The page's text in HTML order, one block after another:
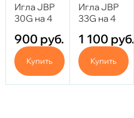
Игла JBP
30G на 4
900 руб.
Купить
Игла JBP
33G на 4
для глаз)
1 100 руб.
Купить